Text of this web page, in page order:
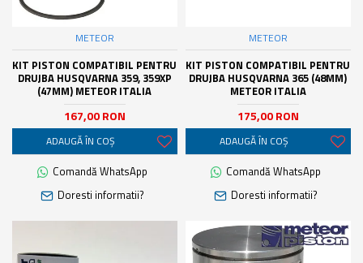
METEOR
KIT PISTON COMPATIBIL PENTRU
DRUJBA HUSQVARNA 359, 359XP
(47MM) METEOR ITALIA
167,00 RON
ADAUGĂ ÎN COŞ
Comandă WhatsApp
Doresti informatii?
METEOR
KIT PISTON COMPATIBIL PENTRU
DRUJBA HUSQVARNA 365 (48MM)
METEOR ITALIA
175,00 RON
ADAUGĂ ÎN COŞ
Comandă WhatsApp
Doresti informatii?